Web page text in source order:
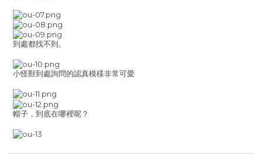
到處都找不到。
小怪獸到處詢問的認真模樣非常可愛
帽子，到底在哪裡呢？